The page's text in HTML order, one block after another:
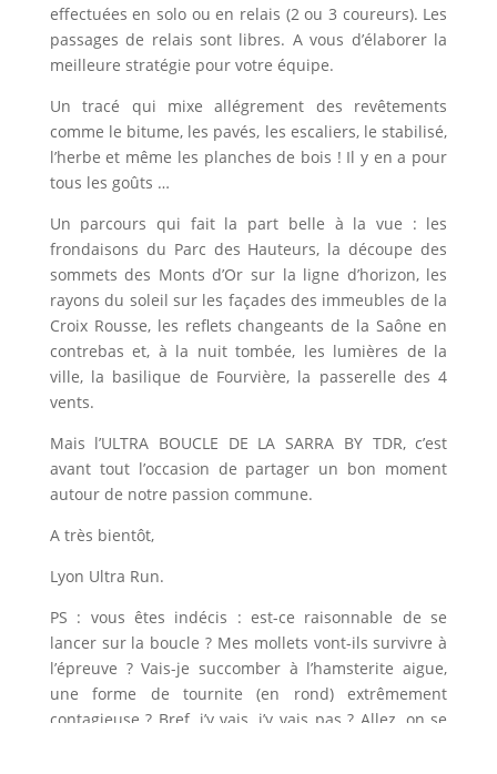
effectuées en solo ou en relais (2 ou 3 coureurs). Les
passages de relais sont libres. A vous d’élaborer la
meilleure stratégie pour votre équipe.
Un tracé qui mixe allégrement des revêtements
comme le bitume, les pavés, les escaliers, le stabilisé,
l’herbe et même les planches de bois ! Il y en a pour
tous les goûts …
Un parcours qui fait la part belle à la vue : les
frondaisons du Parc des Hauteurs, la découpe des
sommets des Monts d’Or sur la ligne d’horizon, les
rayons du soleil sur les façades des immeubles de la
Croix Rousse, les reflets changeants de la Saône en
contrebas et, à la nuit tombée, les lumières de la
ville, la basilique de Fourvière, la passerelle des 4
vents.
Mais l’ULTRA BOUCLE DE LA SARRA BY TDR, c’est
avant tout l’occasion de partager un bon moment
autour de notre passion commune.
A très bientôt,
Lyon Ultra Run.
PS : vous êtes indécis : est-ce raisonnable de se
lancer sur la boucle ? Mes mollets vont-ils survivre à
l’épreuve ? Vais-je succomber à l’hamsterite aigue,
une forme de tournite (en rond) extrêmement
contagieuse ? Bref, j’y vais, j’y vais pas ? Allez, on se